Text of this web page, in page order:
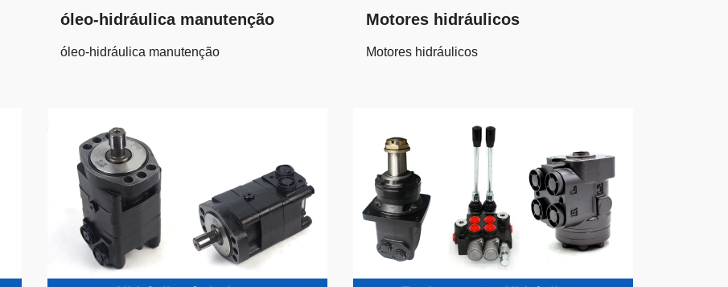
óleo-hidráulica manutenção
óleo-hidráulica manutenção
Motores hidráulicos
Motores hidráulicos